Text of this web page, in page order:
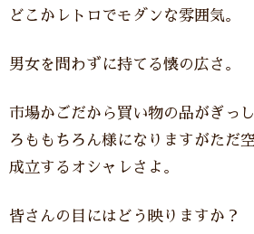
どこかレトロでモダンな雰囲気。
男女を問わずに持てる懐の広さ。
市場かごだから買い物の品がぎっ
ろももちろん様になりますがただ
成立するオシャレさよ。
皆さんの目にはどう映りますか？